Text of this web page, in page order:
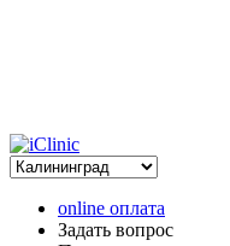
online оплата
Задать вопрос